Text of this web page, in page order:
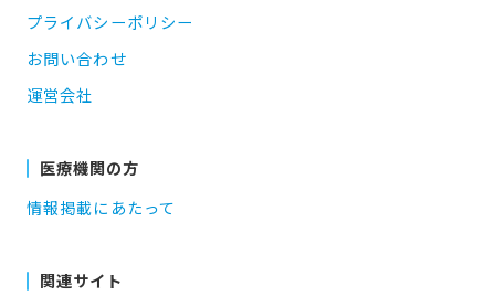
プライバシーポリシー
お問い合わせ
運営会社
医療機関の方
情報掲載にあたって
関連サイト